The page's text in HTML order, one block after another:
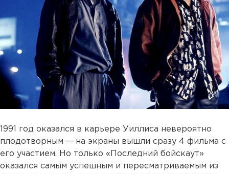
1991 год оказался в карьере Уиллиса невероятно
плодотворным — на экраны вышли сразу 4 фильма с
его участием. Но только «Последний бойскаут»
оказался самым успешным и пересматриваемым из